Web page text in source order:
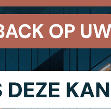
in het contract tussen
verantwoordelijke:
van nieuwe
de lancering van nieuwe
rekening worden
de beginselen van